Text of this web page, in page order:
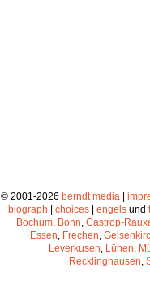
© 2001-2026 berndt media |
biograph | choices | engels und
Bochum Bonn Castrop-
Essen Frechen
Leverkusen Lünen
Recklinghausen